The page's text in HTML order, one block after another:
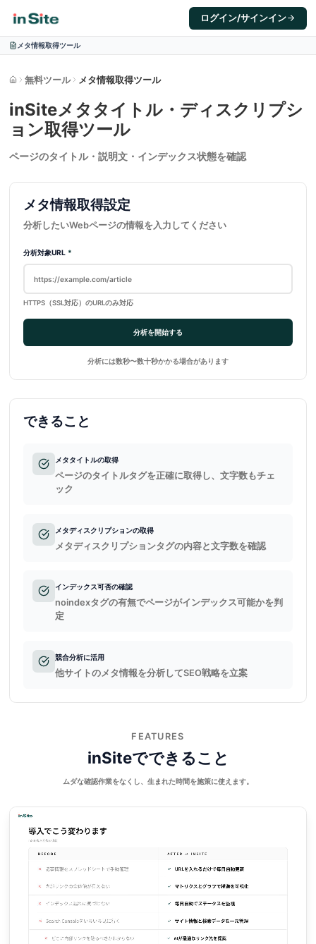
ログイン/サインイン
メタ情報取得ツール
ホーム
無料ツール メタ情報取得ツール
inSiteメタタイトル・ディスクリプシ
ョン取得ツール
ページのタイトル・説明文・インデックス状態を確認
メタ情報取得設定
分析したいWebページの情報を入力してください
分析対象URL *
HTTPS（SSL対応）のURLのみ対応
分析を開始する
分析には数秒〜数十秒かかる場合があります
できること
メタタイトルの取得
ページのタイトルタグを正確に取得し、文字数もチェ
ック
メタディスクリプションの取得
メタディスクリプションタグの内容と文字数を確認
インデックス可否の確認
noindexタグの有無でページがインデックス可能かを判
定
競合分析に活用
他サイトのメタ情報を分析してSEO戦略を立案
FEATURES
inSiteでできること
ムダな確認作業をなくし、生まれた時間を施策に使えます。